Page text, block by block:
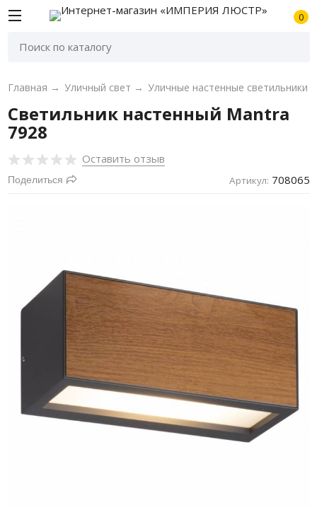
0
Главная → Уличный свет → Уличные настенные светильники
Светильник настенный Mantra
7928
Оставить отзыв
Поделиться Артикул: 708065